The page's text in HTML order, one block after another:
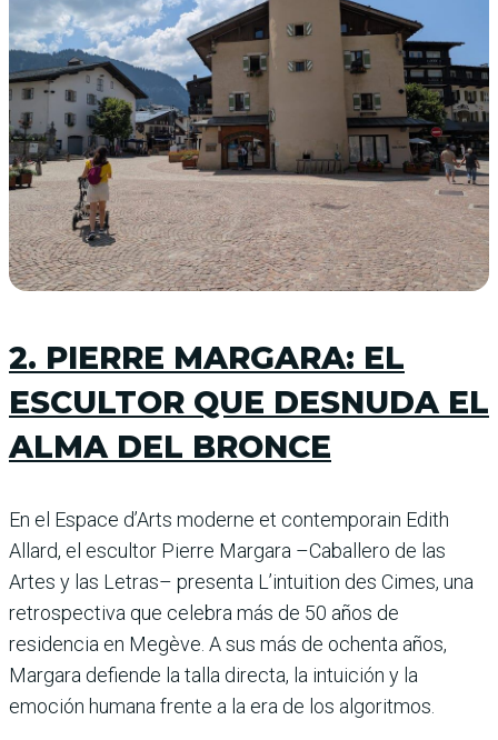
2. PIERRE MARGARA: EL
ESCULTOR QUE DESNUDA EL
ALMA DEL BRONCE
En el Espace d’Arts moderne et contemporain Edith
Allard, el escultor Pierre Margara –Caballero de las
Artes y las Letras– presenta L’intuition des Cimes, una
retrospectiva que celebra más de 50 años de
residencia en Megève. A sus más de ochenta años,
Margara defiende la talla directa, la intuición y la
emoción humana frente a la era de los algoritmos.